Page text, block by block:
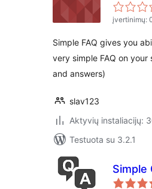
įvertinimų:
Simple FAQ gives you
very simple FAQ on your
and answers)
slav123
Aktyvių instaliacijų:
Testuota su 3.2.1
Simple